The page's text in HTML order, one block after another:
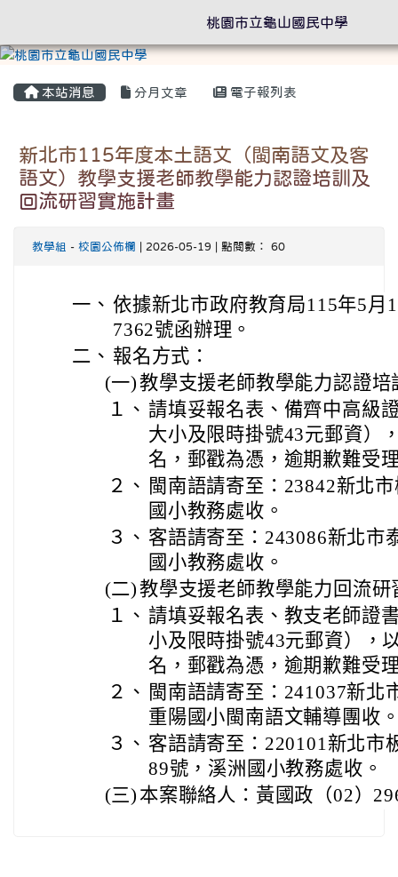
本站消息 分月文章 電子報列表
新北市115年度本土語文（閩南語文及客
語文）教學支援老師教學能力認證培訓及
回流研習實施計畫
教學組 - 校園公佈欄 | 2026-05-19 | 點閱數： 60
一、 依據新北市政府教育局115年5月
7362號函辦理。
二、 報名方式：
(一)教學支援老師教學能力認證培
１、 請填妥報名表、備齊中高級
大小及限時掛號43元郵資）
名，郵戳為憑，逾期歉難受
２、 閩南語請寄至：23842新北
國小教務處收。
３、 客語請寄至：243086新北市
國小教務處收。
(二)教學支援老師教學能力回流研
１、 請填妥報名表、教支老師證
小及限時掛號43元郵資），
名，郵戳為憑，逾期歉難受
２、 閩南語請寄至：241037新北
重陽國小閩南語文輔導團收
３、 客語請寄至：220101新北市
89號，溪洲國小教務處收。
(三) 本案聯絡人：黃國政（02）
桃園市立龜山國民中學